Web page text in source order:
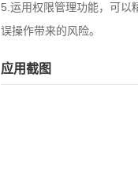
5.运用权限管理功能，可以
误操作带来的风险。
应用截图